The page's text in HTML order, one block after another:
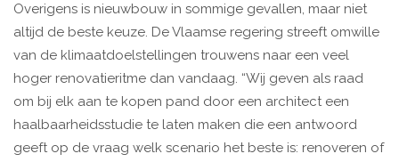
Overigens is nieuwbouw in sommige gevallen, maar niet
altijd de beste keuze. De Vlaamse regering streeft omwille
van de klimaatdoelstellingen trouwens naar een veel
hoger renovatieritme dan vandaag. “Wij geven als raad
om bij elk aan te kopen pand door een architect een
haalbaarheidsstudie te laten maken die een antwoord
geeft op de vraag welk scenario het beste is: renoveren of